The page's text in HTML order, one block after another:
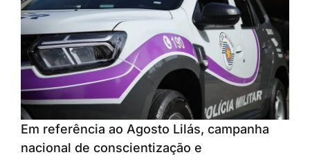
Em referência ao Agosto Lilás, campanha
nacional de conscientização e